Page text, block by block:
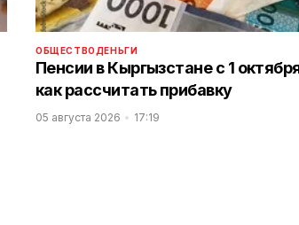
ОБЩЕСТВО ДЕНЬГИ
Пенсии в Кыргызстане с 1
как рассчитать прибавку
05 августа 2026 17:19